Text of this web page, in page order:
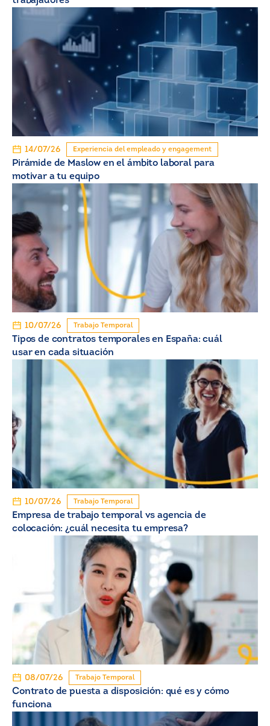
14/07/26 Experiencia del empleado y engagement
Pirámide de Maslow en el ámbito laboral para
motivar a tu equipo
10/07/26 Trabajo Temporal
Tipos de contratos temporales en España: cuál
usar en cada situación
10/07/26 Trabajo Temporal
Empresa de trabajo temporal vs agencia de
colocación: ¿cuál necesita tu empresa?
08/07/26 Trabajo Temporal
Contrato de puesta a disposición: qué es y cómo
funciona